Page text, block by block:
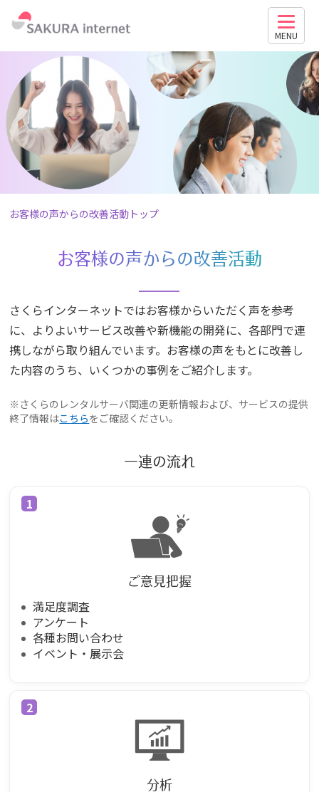
MENU
検索対象
すべて
サポート情報
よくあるご質問
個人情報保護のため、お名前や連絡先、会員IDを入力しないでください。
お客様の声からの改善活動トップ
お客様の声からの改善活動
さくらインターネットではお客様からいただく声を参考
に、よりよいサービス改善や新機能の開発に、各部門で連
携しながら取り組んでいます。お客様の声をもとに改善し
た内容のうち、いくつかの事例をご紹介します。
※さくらのレンタルサーバ関連の更新情報および、サービスの提供
終了情報はこちらをご確認ください。
一連の流れ
ご意見把握
満足度調査
アンケート
各種お問い合わせ
イベント・展示会
分析